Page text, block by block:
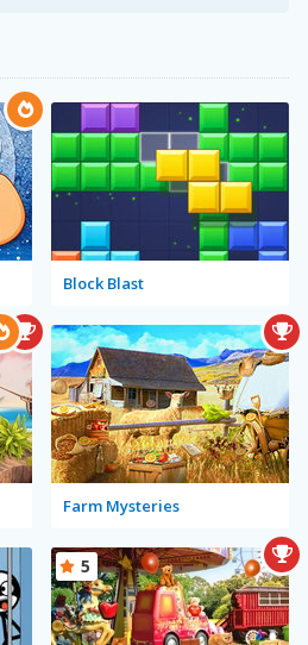
Block Blast
Farm Mysteries
5